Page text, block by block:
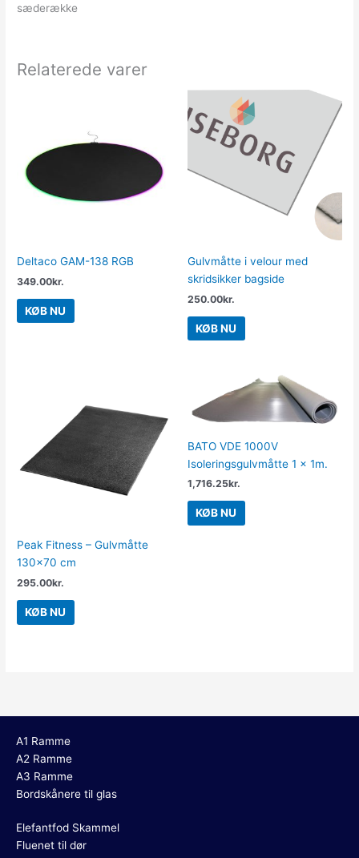
sæderække
Relaterede varer
Deltaco GAM-138 RGB
349.00kr.
KØB NU
Gulvmåtte i velour med
skridsikker bagside
250.00kr.
KØB NU
Peak Fitness – Gulvmåtte
130×70 cm
295.00kr.
KØB NU
BATO VDE 1000V
Isoleringsgulvmåtte 1 x 1m.
1,716.25kr.
KØB NU
A1 Ramme
A2 Ramme
A3 Ramme
Bordskånere til glas
Elefantfod Skammel
Fluenet til dør